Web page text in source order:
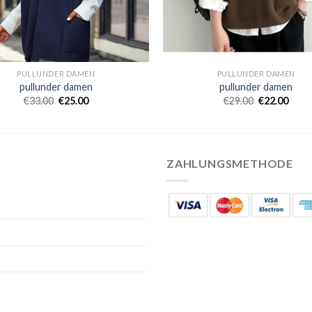
PULLUNDER DAMEN
pullunder damen
€33.00 €25.00
PULLUNDER DAMEN
pullunder damen
€29.00 €22.00
ZAHLUNGSMETHODE